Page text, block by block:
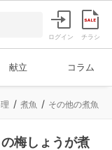
ログイン チラシ
献立 コラム
煮魚 その他の煮魚
梅しょうが煮